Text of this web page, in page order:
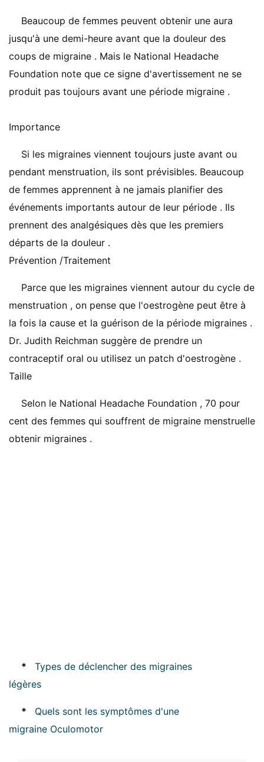
Beaucoup de femmes peuvent obtenir une aura
jusqu'à une demi-heure avant que la douleur des
coups de migraine . Mais le National Headache
Foundation note que ce signe d'avertissement ne se
produit pas toujours avant une période migraine .
Importance
Si les migraines viennent toujours juste avant ou
pendant menstruation, ils sont prévisibles. Beaucoup
de femmes apprennent à ne jamais planifier des
événements importants autour de leur période . Ils
prennent des analgésiques dès que les premiers
départs de la douleur .
Prévention /Traitement
Parce que les migraines viennent autour du cycle de
menstruation , on pense que l'oestrogène peut être à
la fois la cause et la guérison de la période migraines .
Dr. Judith Reichman suggère de prendre un
contraceptif oral ou utilisez un patch d'oestrogène .
Taille
Selon le National Headache Foundation , 70 pour
cent des femmes qui souffrent de migraine menstruelle
obtenir migraines .
*
Types de déclencher des migraines
légères
*
Quels sont les symptômes d'une
migraine Oculomotor